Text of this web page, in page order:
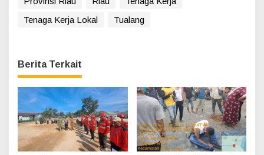
Tenaga Kerja Lokal
Tualang
Berita Terkait